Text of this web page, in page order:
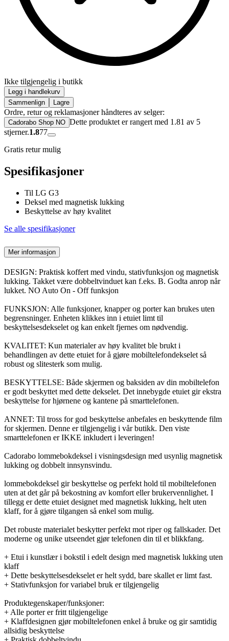
Ikke tilgjengelig i butikk
Legg i handlekurv
Sammenlign
Lagre
Ordre, retur og reklamasjoner håndteres av selger:
Cadorabo Shop NO Dette produktet er rangert med 1.81 av 5
stjerner.1.877
Gratis retur mulig
Spesifikasjoner
Til LG G3
Deksel med magnetisk lukking
Beskyttelse av høy kvalitet
Se alle spesifikasjoner
Mer informasjon
DESIGN: Praktisk koffert med vindu, stativfunksjon og magnetisk
lukking. Takket være dobbeltvinduet kan f.eks. B. Godta anrop når
lukket. NO Auto On - Off funksjon
FUNKSJON: Alle funksjoner, knapper og porter kan brukes uten
begrensninger. Enheten klikkes inn i etuiet limt til
beskyttelsesdekselet og kan enkelt fjernes om nødvendig.
KVALITET: Kun materialer av høy kvalitet ble brukt i
behandlingen av dette etuiet for å gjøre mobiltelefondekselet så
robust og slitesterk som mulig.
BESKYTTELSE: Både skjermen og baksiden av din mobiltelefon
er godt beskyttet med dette dekselet. Det innebygde etuiet gir ekstra
beskyttelse for hjørnene og kantene på smarttelefonen.
ANNET: Til tross for god beskyttelse anbefales en beskyttende film
for skjermen. Denne er tilgjengelig i vår butikk. Den viste
smarttelefonen er IKKE inkludert i leveringen!
Cadorabo lommebokdeksel i visningsdesign med usynlig magnetisk
lukking og dobbelt innsynsvindu.
lommebokdeksel gir beskyttelse og perfekt hold til mobiltelefonen
uten at det går på bekostning av komfort eller brukervennlighet. I
tillegg er dette etuiet designet med magnetisk lukking, helt uten
klaff, for å gjøre tilgangen så enkel som mulig.
Det robuste materialet beskytter perfekt mot riper og fallskader. Det
moderne og unike utseendet gjør telefonen din til et blikkfang.
+ Etui i kunstlær i bokstil i edelt design med magnetisk lukking uten
klaff
+ Dette beskyttelsesdekselet er helt sydd, bare skallet er limt fast.
+ Stativfunksjon for variabel bruk er tilgjengelig
Produktegenskaper/funksjoner:
+ Alle porter er fritt tilgjengelige
+ Klaffdesignen gjør mobiltelefonen enkel å bruke og gir samtidig
allsidig beskyttelse